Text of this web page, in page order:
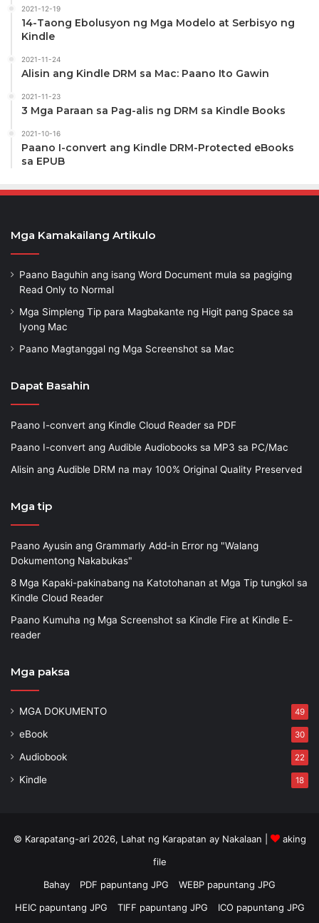
2021-12-19
14-Taong Ebolusyon ng Mga Modelo at Serbisyo ng
Kindle
2021-11-24
Alisin ang Kindle DRM sa Mac: Paano Ito Gawin
2021-11-23
3 Mga Paraan sa Pag-alis ng DRM sa Kindle Books
2021-10-16
Paano I-convert ang Kindle DRM-Protected eBooks
sa EPUB
Mga Kamakailang Artikulo
Paano Baguhin ang isang Word Document mula sa pagiging
Read Only to Normal
Mga Simpleng Tip para Magbakante ng Higit pang Space sa
Iyong Mac
Paano Magtanggal ng Mga Screenshot sa Mac
Dapat Basahin
Paano I-convert ang Kindle Cloud Reader sa PDF
Paano I-convert ang Audible Audiobooks sa MP3 sa PC/Mac
Alisin ang Audible DRM na may 100% Original Quality Preserved
Mga tip
Paano Ayusin ang Grammarly Add-in Error ng "Walang
Dokumentong Nakabukas"
8 Mga Kapaki-pakinabang na Katotohanan at Mga Tip tungkol sa
Kindle Cloud Reader
Paano Kumuha ng Mga Screenshot sa Kindle Fire at Kindle E-
reader
Mga paksa
MGA DOKUMENTO 49
eBook 30
Audiobook 22
Kindle 18
© Karapatang-ari 2026, Lahat ng Karapatan ay Nakalaan |
aking
file
Bahay
PDF papuntang JPG
WEBP papuntang JPG
HEIC papuntang JPG
TIFF papuntang JPG ICO papuntang JPG